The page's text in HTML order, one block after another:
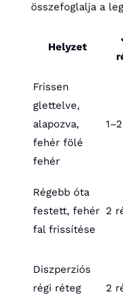
összefoglalja a
Helyzet
Frissen
glettelve,
alapozva,
fehér fölé
fehér
Régebb óta
festett, fehér
fal frissítése
2
Diszperziós
régi réteg
2